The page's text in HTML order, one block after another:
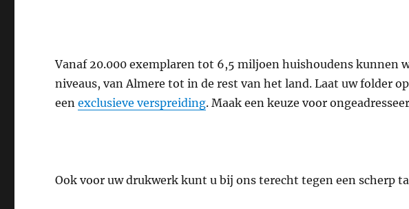
Vanaf 20.000 exemplaren tot 6,5 miljoen huishoudens kunnen
niveaus, van Almere tot in de rest van het land. Laat uw folder
eenexclusieve verspreiding. Maak een keuze voor
Ook voor uw drukwerk kunt u bij ons terecht tegen een scherp